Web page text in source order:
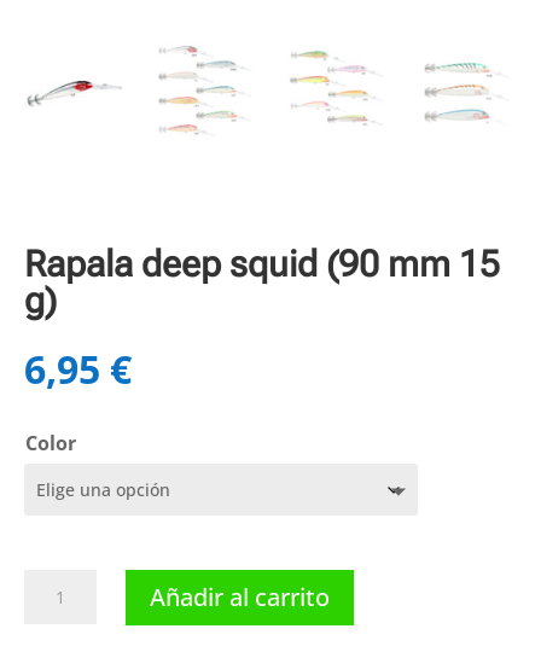
Rapala deep squid (90 mm 15
g)
6,95 €
Color
deep
Añadir al carrito